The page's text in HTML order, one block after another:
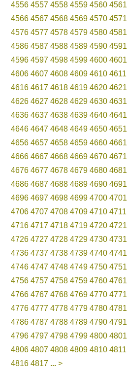
4556 4557 4558 4559 4560 4561
4566 4567 4568 4569 4570 4571
4576 4577 4578 4579 4580 4581
4586 4587 4588 4589 4590 4591
4596 4597 4598 4599 4600 4601
4606 4607 4608 4609 4610 4611
4616 4617 4618 4619 4620 4621
4626 4627 4628 4629 4630 4631
4636 4637 4638 4639 4640 4641
4646 4647 4648 4649 4650 4651
4656 4657 4658 4659 4660 4661
4666 4667 4668 4669 4670 4671
4676 4677 4678 4679 4680 4681
4686 4687 4688 4689 4690 4691
4696 4697 4698 4699 4700 4701
4706 4707 4708 4709 4710 4711
4716 4717 4718 4719 4720 4721
4726 4727 4728 4729 4730 4731
4736 4737 4738 4739 4740 4741
4746 4747 4748 4749 4750 4751
4756 4757 4758 4759 4760 4761
4766 4767 4768 4769 4770 4771
4776 4777 4778 4779 4780 4781
4786 4787 4788 4789 4790 4791
4796 4797 4798 4799 4800 4801
4806 4807 4808 4809 4810 4811
4816 4817 ... >